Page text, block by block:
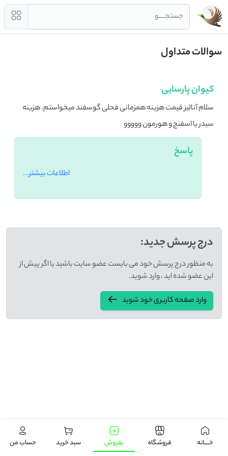
جستجــــو
سوالات متداول
کیوان پارسایی
سلام آنالیز قیمت هزینه همزمانی فحلی گوسفند میخواستم. هزینه
سیدر یا اسفنج و هورمون ووووو
پاسخ
اطلاعات بیشتر...
درج پرسش جدید:
به منظور درج پرسش خود می بایست عضو سایت باشید یا اگر پیش از
این عضو شده اید ، وارد شوید.
وارد صفحه کاربری خود شوید
خـــــانه فروشگاه بفروش سبد خرید حساب من